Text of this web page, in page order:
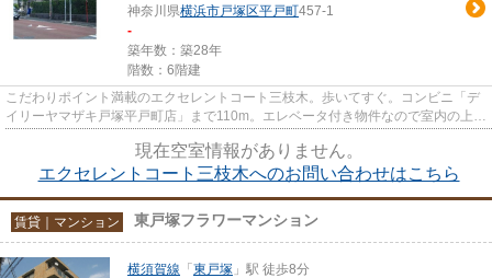
神奈川県横浜市戸塚区平戸町457-1
-
築年数：築28年
階数：6階建
こだわりポイント満載のエクセレントコート三枝木。歩いてすぐ。コンビニ「デ
イリーヤマザキ戸塚平戸町店」まで110m。エレベータ付き物件なので室内の上り
現在空室情報がありません。
エクセレントコート三枝木へのお問い合わせはこちら
賃貸｜マンション 東戸塚フラワーマンション
横須賀線 「 東戸塚 」駅 徒歩8分